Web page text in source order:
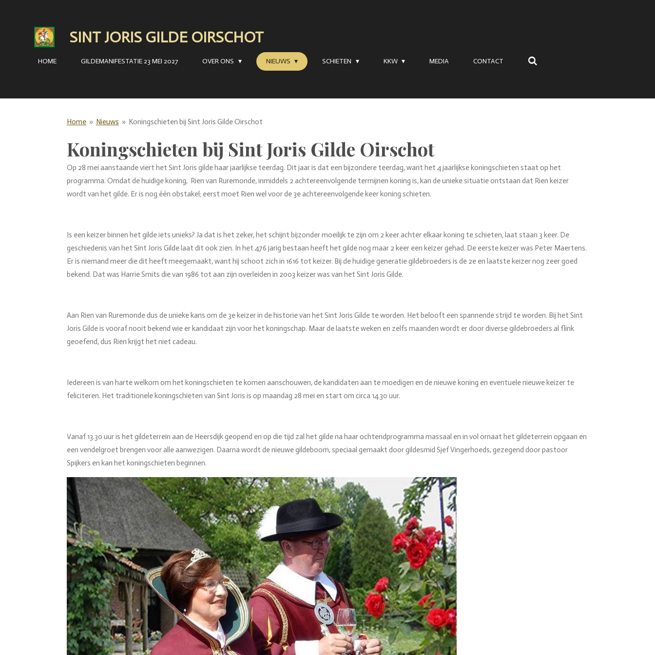
hoofdinhoud
SINT JORIS GILDE OIRSCHOT
HOME GILDEMANIFESTATIE 23 MEI 2027 OVER ONS NIEUWS SCHIETEN KKW MEDIA CONTACT
Home » Nieuws » Koningschieten bij Sint Joris Gilde Oirschot
Koningschieten bij Sint Joris Gilde Oirschot
Op 28 mei aanstaande viert het Sint Joris gilde haar jaarlijkse teerdag. Dit jaar is dat een bijzondere teerdag, want het 4 jaarlijkse koningschieten staat op het
programma. Omdat de huidige koning, Rien van Ruremonde, inmiddels 2 achtereenvolgende termijnen koning is, kan de unieke situatie ontstaan dat Rien keizer
wordt van het gilde. Er is nog één obstakel; eerst moet Rien wel voor de 3e achtereenvolgende keer koning schieten.
Is een keizer binnen het gilde iets unieks? Ja dat is het zeker, het schijnt bijzonder moeilijk te zijn om 2 keer achter elkaar koning te schieten, laat staan 3 keer. De
geschiedenis van het Sint Joris Gilde laat dit ook zien. In het 476 jarig bestaan heeft het gilde nog maar 2 keer een keizer gehad. De eerste keizer was Peter Maertens.
Er is niemand meer die dit heeft meegemaakt, want hij schoot zich in 1616 tot keizer. Bij de huidige generatie gildebroeders is de 2e en laatste keizer nog zeer goed
bekend. Dat was Harrie Smits die van 1986 tot aan zijn overleiden in 2003 keizer was van het Sint Joris Gilde.
Aan Rien van Ruremonde dus de unieke kans om de 3e keizer in de historie van het Sint Joris Gilde te worden. Het belooft een spannende strijd te worden. Bij het Sint
Joris Gilde is vooraf nooit bekend wie er kandidaat zijn voor het koningschap. Maar de laatste weken en zelfs maanden wordt er door diverse gildebroeders al flink
geoefend, dus Rien krijgt het niet cadeau.
Iedereen is van harte welkom om het koningschieten te komen aanschouwen, de kandidaten aan te moedigen en de nieuwe koning en eventuele nieuwe keizer te
feliciteren. Het traditionele koningschieten van Sint Joris is op maandag 28 mei en start om circa 14.30 uur.
Vanaf 13.30 uur is het gildeterrein aan de Heersdijk geopend en op die tijd zal het gilde na haar ochtendprogramma massaal en in vol ornaat het gildeterrein opgaan en
een vendelgroet brengen voor alle aanwezigen. Daarna wordt de nieuwe gildeboom, speciaal gemaakt door gildesmid Sjef Vingerhoeds, gezegend door pastoor
Spijkers en kan het koningschieten beginnen.